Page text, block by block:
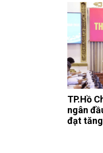
TP.Hồ
ngân
đạt